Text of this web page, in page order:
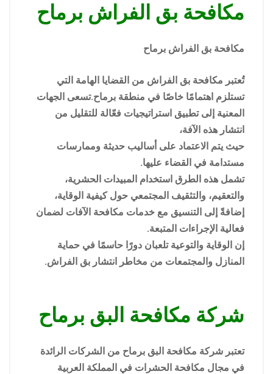
مكافحة بق الفراش برماح
مكافحة بق الفراش برماح
تُعتبر مكافحة بق الفراش من القضايا الهامة التي
تستلزم اهتمامًا خاصًا في منطقة برماح.تسعى الجهات
المعنية إلى تطبيق استراتيجيات فعّالة للتقليل من
انتشار هذه الآفة،
حيث يتم الاعتماد على أساليب حديثة وممارسات
مستدامة في القضاء عليها.
تشمل هذه الطرق استخدام المبيدات الحشرية،
والتعقيم، والتثقيف المجتمعي حول كيفية الوقاية،
إضافةً إلى التنسيق مع خدمات مكافحة الآفات لضمان
فعالية الإجراءات المتبعة.
إن الوقاية والتوعية تلعبان دورًا حاسمًا في حماية
المنازل والمجتمعات من مخاطر انتشار بق الفراش.
شركة مكافحة البق برماح
تعتبر شركة مكافحة البق برماح من الشركات الرائدة
في مجال مكافحة الحشرات في المملكة العربية